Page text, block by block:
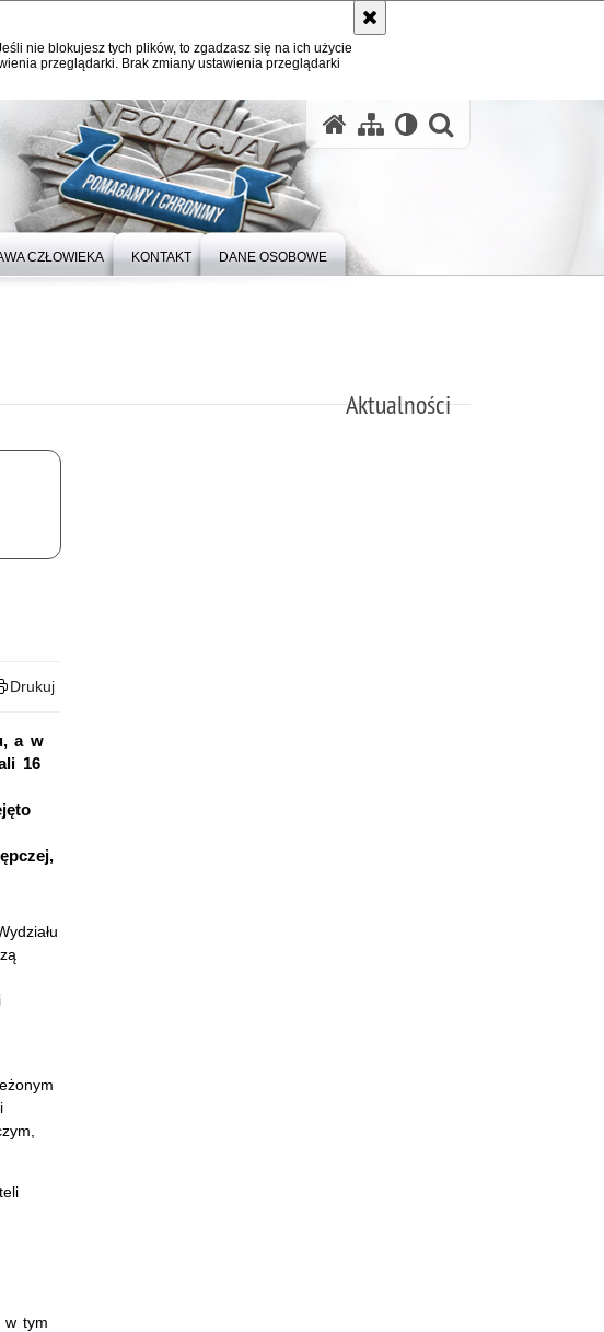
nie blokujesz tych plików, to zgadzasz się na ich użycie
przeglądarki. Brak zmiany ustawienia przeglądarki
CZŁOWIEKA KONTAKT DANE OSOBOWE
Aktualności
Drukuj
a w
16
w tym